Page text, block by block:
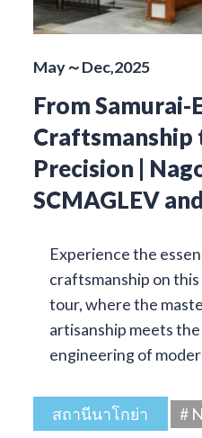
May～Dec,2025
From Samurai-
Craftsmanship
Precision |
SCMAGLEV
Experience the
craftsmanship on
tour, where the
artisanship meets
engineering of
สถานีนาโกย่า
#